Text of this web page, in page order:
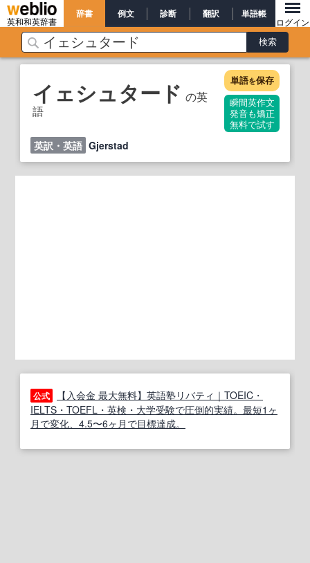
英和和英辞書
辞書 例文 診断 翻訳 単語帳
ログイン
イェシュタード の英
語
単語を保存
瞬間英作文
発音も矯正
無料で試す
英訳・英語 Gjerstad
公式
【入会金 最大無料】英語塾リバティ｜TOEIC・
IELTS・TOEFL・英検・大学受験で圧倒的実績。最短1ヶ
月で変化、4.5〜6ヶ月で目標達成。